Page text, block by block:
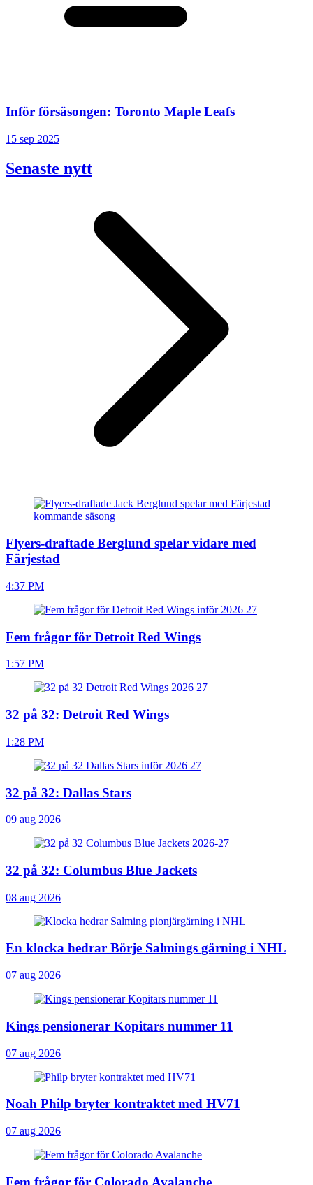
Inför försäsongen: Toronto Maple Leafs
15 sep 2025
Senaste nytt
Flyers-draftade Berglund spelar vidare med
Färjestad
4:37 PM
Fem frågor för Detroit Red Wings
1:57 PM
32 på 32: Detroit Red Wings
1:28 PM
32 på 32: Dallas Stars
09 aug 2026
32 på 32: Columbus Blue Jackets
08 aug 2026
En klocka hedrar Börje Salmings gärning i NHL
07 aug 2026
Kings pensionerar Kopitars nummer 11
07 aug 2026
Noah Philp bryter kontraktet med HV71
07 aug 2026
Fem frågor för Colorado Avalanche